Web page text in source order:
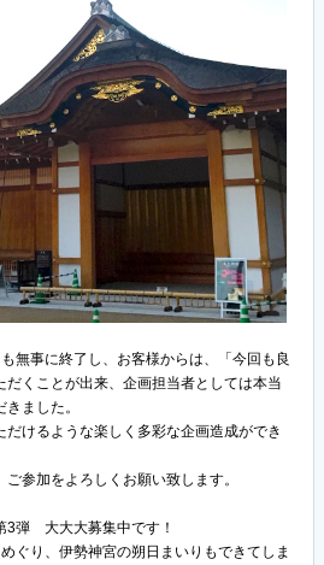
無事に終了し、お客様からは、「今回も良
くことが出来、企画担当者としては本当
ました。
けるような楽しく多彩な企画造成ができ
参加をよろしくお願い致します。
3弾 大大大募集中です！
ぐり、伊勢神宮の朔日まいりもできてしま